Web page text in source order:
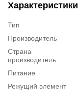
Характеристики
Тип
Производитель
Страна
производитель
Питание
Режущий элемент